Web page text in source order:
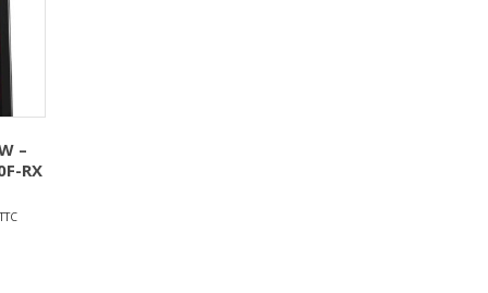
–
RX
TTC